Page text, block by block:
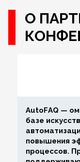
О
AutoFAQ —
базе
повышения
процессов.